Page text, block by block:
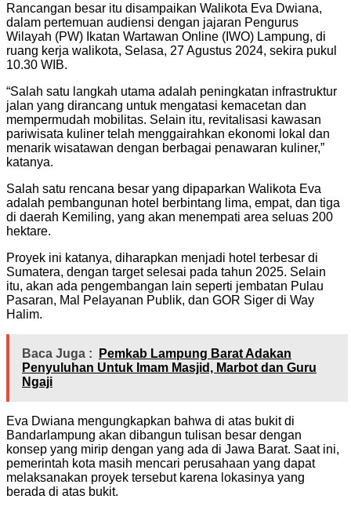
Rancangan besar itu disampaikan Walikota Eva Dwiana,
dalam pertemuan audiensi dengan jajaran Pengurus
Wilayah (PW) Ikatan Wartawan Online (IWO) Lampung, di
ruang kerja walikota, Selasa, 27 Agustus 2024, sekira pukul
10.30 WIB.
“Salah satu langkah utama adalah peningkatan infrastruktur
jalan yang dirancang untuk mengatasi kemacetan dan
mempermudah mobilitas. Selain itu, revitalisasi kawasan
pariwisata kuliner telah menggairahkan ekonomi lokal dan
menarik wisatawan dengan berbagai penawaran kuliner,”
katanya.
Salah satu rencana besar yang dipaparkan Walikota Eva
adalah pembangunan hotel berbintang lima, empat, dan tiga
di daerah Kemiling, yang akan menempati area seluas 200
hektare.
Proyek ini katanya, diharapkan menjadi hotel terbesar di
Sumatera, dengan target selesai pada tahun 2025. Selain
itu, akan ada pengembangan lain seperti jembatan Pulau
Pasaran, Mal Pelayanan Publik, dan GOR Siger di Way
Halim.
Baca Juga :
Pemkab Lampung Barat Adakan
Penyuluhan Untuk Imam Masjid, Marbot dan Guru
Ngaji
Eva Dwiana mengungkapkan bahwa di atas bukit di
Bandarlampung akan dibangun tulisan besar dengan
konsep yang mirip dengan yang ada di Jawa Barat. Saat ini,
pemerintah kota masih mencari perusahaan yang dapat
melaksanakan proyek tersebut karena lokasinya yang
berada di atas bukit.